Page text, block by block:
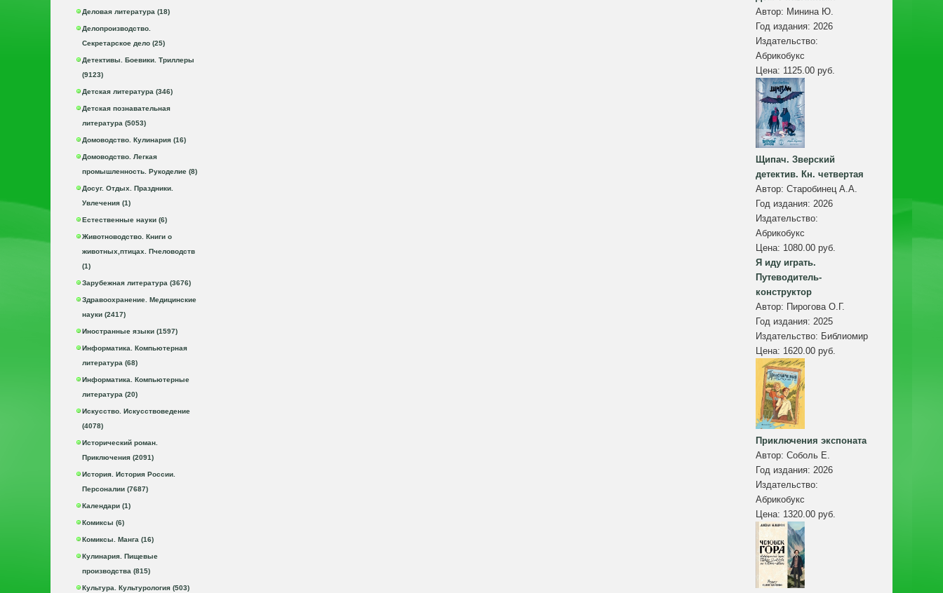
Деловая литература (18)
Делопроизводство.
Секретарское дело (25)
Детективы. Боевики. Триллеры
(9123)
Детская литература (346)
Детская познавательная
литература (5053)
Домоводство. Кулинария (16)
Домоводство. Легкая
промышленность. Рукоделие (8)
Досуг. Отдых. Праздники.
Увлечения (1)
Естественные науки (6)
Животноводство. Книги о
животных,птицах. Пчеловодств
(1)
Зарубежная литература (3676)
Здравоохранение. Медицинские
науки (2417)
Иностранные языки (1597)
Информатика. Компьютерная
литература (68)
Информатика. Компьютерные
литература (20)
Искусство. Искусствоведение
(4078)
Исторический роман.
Приключения (2091)
История. История России.
Персоналии (7687)
Календари (1)
Комиксы (6)
Комиксы. Манга (16)
Кулинария. Пищевые
производства (815)
Культура. Культурология (503)
Автор: Минина Ю.
Год издания: 2026
Издательство:
Абрикобукс
Цена: 1125.00 руб.
Щипач. Зверский
детектив. Кн. четвертая
Автор: Старобинец А.А.
Год издания: 2026
Издательство:
Абрикобукс
Цена: 1080.00 руб.
Я иду играть.
Путеводитель-
конструктор
Автор: Пирогова О.Г.
Год издания: 2025
Издательство: Библиомир
Цена: 1620.00 руб.
Приключения экспоната
Автор: Соболь Е.
Год издания: 2026
Издательство:
Абрикобукс
Цена: 1320.00 руб.